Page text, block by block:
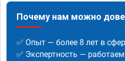
Почему нам можно
✅ Опыт — более 8 лет в
✅ Экспертность —